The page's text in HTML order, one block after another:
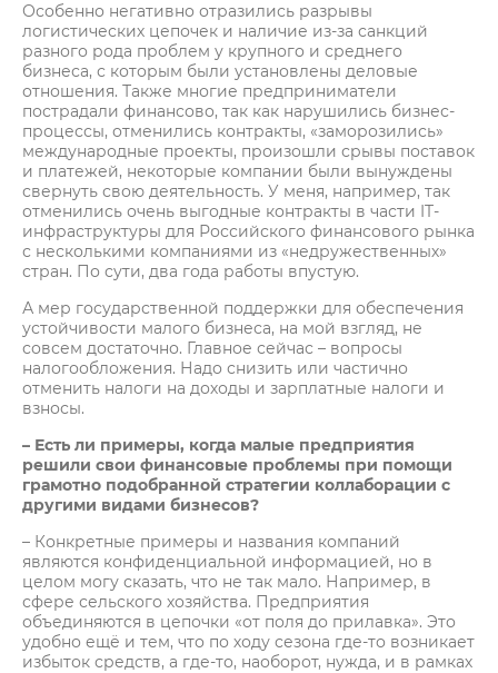
Особенно негативно отразились разрывы
логистических цепочек и наличие из-за санкций
разного рода проблем у крупного и среднего
бизнеса, с которым были установлены деловые
отношения. Также многие предприниматели
пострадали финансово, так как нарушились бизнес-
процессы, отменились контракты, «заморозились»
международные проекты, произошли срывы поставок
и платежей, некоторые компании были вынуждены
свернуть свою деятельность. У меня, например, так
отменились очень выгодные контракты в части IT-
инфраструктуры для Российского финансового рынка
с несколькими компаниями из «недружественных»
стран. По сути, два года работы впустую.
А мер государственной поддержки для обеспечения
устойчивости малого бизнеса, на мой взгляд, не
совсем достаточно. Главное сейчас – вопросы
налогообложения. Надо снизить или частично
отменить налоги на доходы и зарплатные налоги и
взносы.
– Есть ли примеры, когда малые предприятия
решили свои финансовые проблемы при помощи
грамотно подобранной стратегии коллаборации с
другими видами бизнесов?
– Конкретные примеры и названия компаний
являются конфиденциальной информацией, но в
целом могу сказать, что не так мало. Например, в
сфере сельского хозяйства. Предприятия
объединяются в цепочки «от поля до прилавка». Это
удобно ещё и тем, что по ходу сезона где-то возникает
избыток средств, а где-то, наоборот, нужда, и в рамках